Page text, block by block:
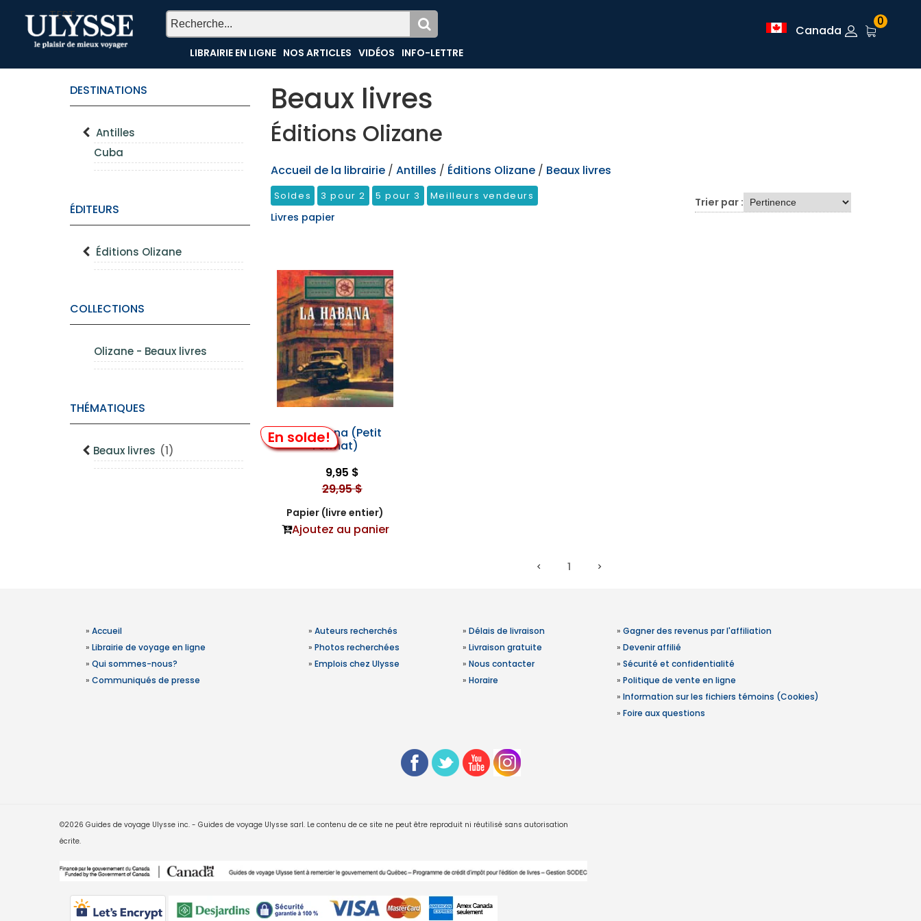
TEST
LIBRAIRIE EN LIGNE NOS ARTICLES VIDÉOS INFO-LETTRE
Canada
0
DESTINATIONS
Antilles
Cuba
ÉDITEURS
Éditions Olizane
COLLECTIONS
Olizane - Beaux livres
THÉMATIQUES
Beaux livres (1)
Beaux livres
Éditions Olizane
Accueil de la librairie / Antilles / Éditions Olizane / Beaux livres
Soldes 3 pour 2 5 pour 3 Meilleurs vendeurs
Livres papier
Trier par :
En solde!
La Habana (Petit
Format)
9,95 $
29,95 $
Papier (livre entier)
Ajoutez au panier
1
» Accueil
» Librairie de voyage en ligne
» Qui sommes-nous?
» Communiqués de presse
» Auteurs recherchés
» Photos recherchées
» Emplois chez Ulysse
» Délais de livraison
» Livraison gratuite
» Nous contacter
» Horaire
» Gagner des revenus par l'affiliation
» Devenir affilié
» Sécurité et confidentialité
» Politique de vente en ligne
» Information sur les fichiers témoins (Cookies)
» Foire aux questions
©2026 Guides de voyage Ulysse inc. - Guides de voyage Ulysse sarl. Le contenu de ce site ne peut être reproduit ni réutilisé sans autorisation
écrite.